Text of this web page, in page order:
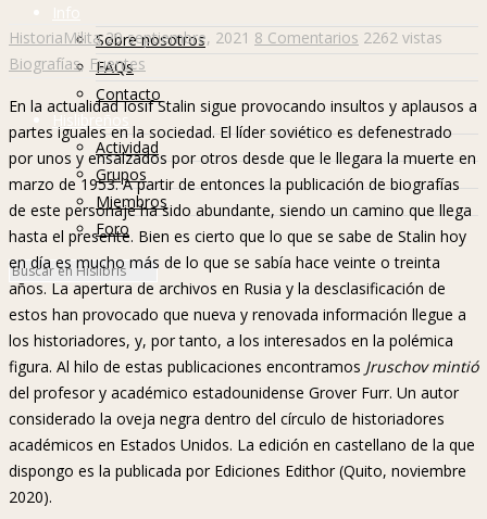
Info
Sobre nosotros
FAQs
Contacto
Hislibreños
Actividad
Grupos
Miembros
Foro
HistoriaMilita 29 septiembre, 2021 8 Comentarios 2262 vistas
Biografías, Fuentes
En la actualidad Iosif Stalin sigue provocando insultos y aplausos a
partes iguales en la sociedad. El líder soviético es defenestrado
por unos y ensalzados por otros desde que le llegara la muerte en
marzo de 1953. A partir de entonces la publicación de biografías
de este personaje ha sido abundante, siendo un camino que llega
hasta el presente. Bien es cierto que lo que se sabe de Stalin hoy
en día es mucho más de lo que se sabía hace veinte o treinta
años. La apertura de archivos en Rusia y la desclasificación de
estos han provocado que nueva y renovada información llegue a
los historiadores, y, por tanto, a los interesados en la polémica
figura. Al hilo de estas publicaciones encontramos Jruschov mintió
del profesor y académico estadounidense Grover Furr. Un autor
considerado la oveja negra dentro del círculo de historiadores
académicos en Estados Unidos. La edición en castellano de la que
dispongo es la publicada por Ediciones Edithor (Quito, noviembre
2020).